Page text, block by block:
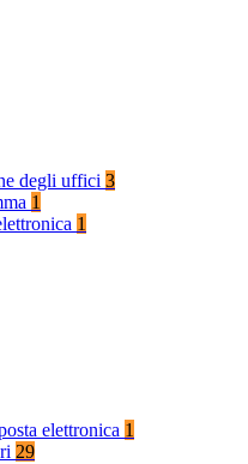
degli uffici 3
1
1
elettronica 1
29